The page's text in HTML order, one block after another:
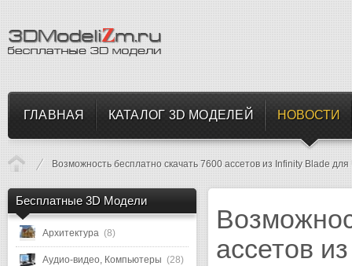
ГЛАВНАЯ КАТАЛОГ 3D МОДЕЛЕЙ НОВОСТИ
Возможность бесплатно скачать 7600 ассетов из Infinity Blade для
Бесплатные 3D Модели
Архитектура (8)
Аудио-видео, Компьютеры (28)
ассетов